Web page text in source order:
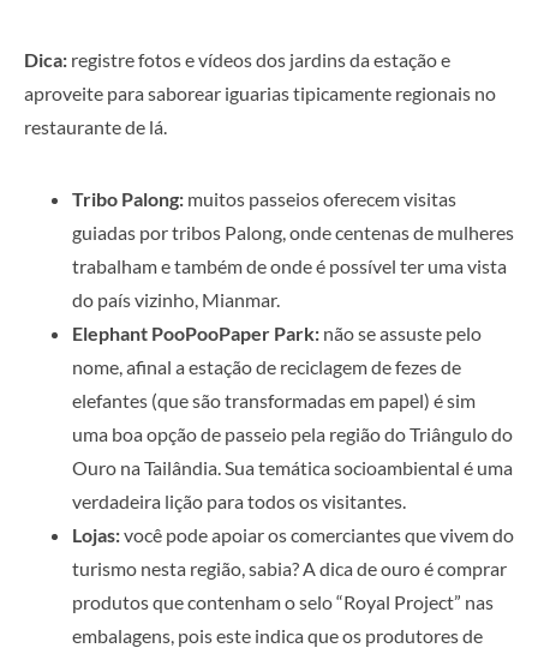
Dica: registre fotos e vídeos dos jardins da estação e
aproveite para saborear iguarias tipicamente regionais no
restaurante de lá.
Tribo Palong: muitos passeios oferecem visitas
guiadas por tribos Palong, onde centenas de mulheres
trabalham e também de onde é possível ter uma vista
do país vizinho, Mianmar.
Elephant PooPooPaper Park: não se assuste pelo
nome, afinal a estação de reciclagem de fezes de
elefantes (que são transformadas em papel) é sim
uma boa opção de passeio pela região do Triângulo do
Ouro na Tailândia. Sua temática socioambiental é uma
verdadeira lição para todos os visitantes.
Lojas:você pode apoiar os comerciantes que vivem do
turismo nesta região, sabia? A dica de ouro é comprar
produtos que contenham o selo “Royal Project” nas
embalagens, pois este indica que os produtores de